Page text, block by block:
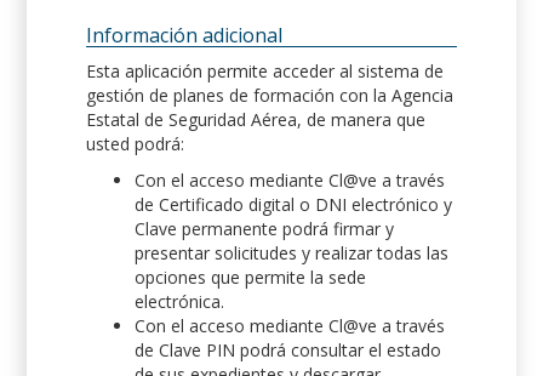
Información adicional
Esta aplicación permite acceder al sistema de
gestión de planes de formación con la Agencia
Estatal de Seguridad Aérea, de manera que
usted podrá:
Con el acceso mediante Cl@ve a través
de Certificado digital o DNI electrónico y
Clave permanente podrá firmar y
presentar solicitudes y realizar todas las
opciones que permite la sede
electrónica.
Con el acceso mediante Cl@ve a través
de Clave PIN podrá consultar el estado